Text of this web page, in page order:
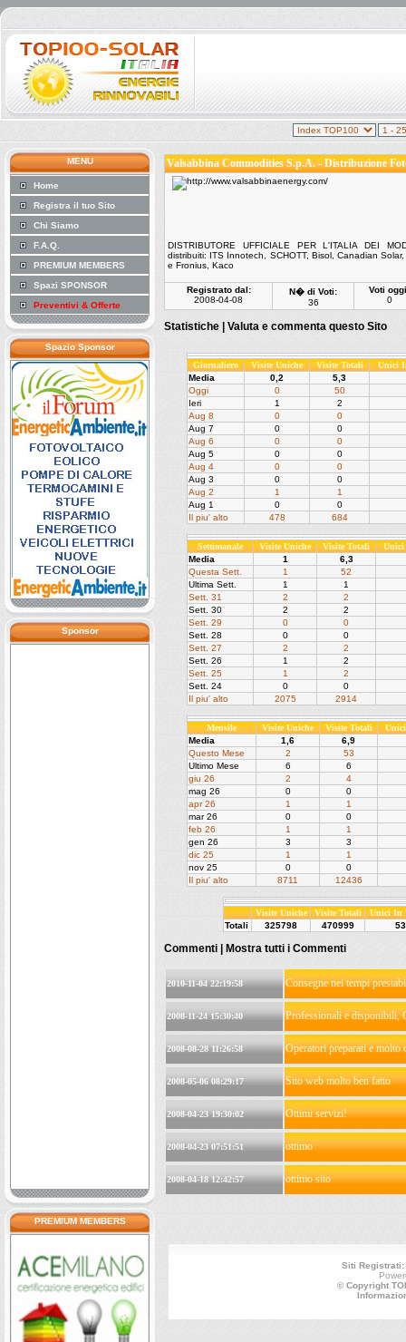
MENU
Home
Registra il tuo Sito
Chi Siamo
F.A.Q.
PREMIUM MEMBERS
Spazi SPONSOR
Preventivi & Offerte
Spazio Sponsor
Sponsor
PREMIUM MEMBERS
Valsabbina Commodities S.p.A. - Distribuzione
DISTRIBUTORE UFFICIALE PER L'ITALIA DEI
distribuiti: ITS Innotech, SCHOTT, Bisol, Canadian
e Fronius, Kaco
Registrato dal:
2008-04-08
N� di Voti:
36
Voti
0
Statistiche | Valuta e commenta questo Sito
Giornaliero Visite Uniche Visite Totali
Unici
Media
0,2
5,3
Oggi
0
50
Ieri
1
2
Aug 8
0
0
Aug 7
0
0
Aug 6
0
0
Aug 5
0
0
Aug 4
0
0
Aug 3
0
0
Aug 2
1
1
Aug 1
0
0
Il piu' alto
478 684
Settimanale Visite Uniche Visite Totali
Unici
Media
1
6,3
Questa Sett.
1
52
Ultima Sett.
1
1
Sett. 31
2
2
Sett. 30
2
2
Sett. 29
0
0
Sett. 28
0
0
Sett. 27
2
2
Sett. 26
1
2
Sett. 25
1
2
Sett. 24
0
0
Il piu' alto
2075 2914
Mensile Visite Uniche Visite Totali
Media
1,6
6,9
Questo Mese
2
53
Ultimo Mese
6
6
giu 26
2
4
mag 26
0
0
apr 26
1
1
mar 26
0
0
feb 26
1
1
gen 26
3
3
dic 25
1
1
nov 25
0
0
Il piu' alto
8711 12436
Visite Uniche Visite Totali
Unici In
Totali
325798 470999
Commenti | Mostra tutti i Commenti
2010-11-04 22:19:58 Consegne nei tempi
2008-11-24 15:30:40 Professionali e disponibili,
2008-08-28 11:26:58 Operatori preparati e molto
2008-05-06 08:29:17 Sito web molto ben fatto
2008-04-23 19:30:02 Ottimi servizi!
2008-04-23 07:51:51 ottimo
2008-04-18 12:42:57 ottimo sito
Siti
© Copyright